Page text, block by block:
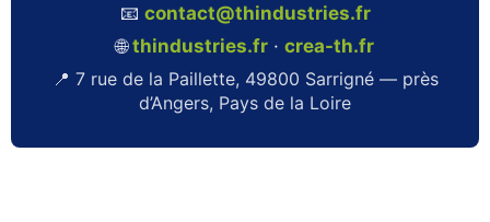
📧 contact@thindustries.fr
🌐thindustries.fr · crea-th.fr
📍 7 rue de la Paillette, 49800 Sarrigné — près
d’Angers, Pays de la Loire